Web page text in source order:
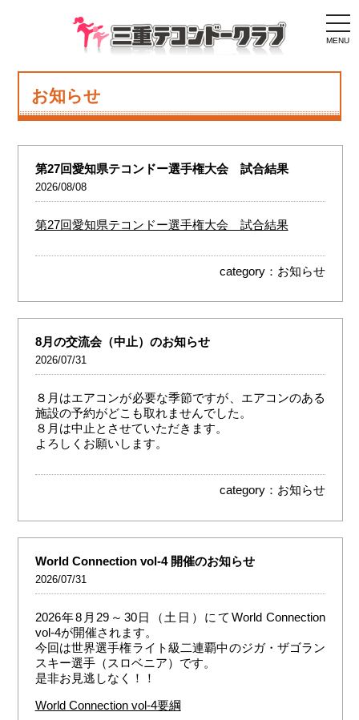
MENU
お知らせ
第27回愛知県テコンドー選手権大会 試合結果
2026/08/08
第27回愛知県テコンドー選手権大会 試合結果
category： お知らせ
8月の交流会（中止）のお知らせ
2026/07/31
８月はエアコンが必要な季節ですが、エアコンのある
施設の予約がどこも取れませんでした。
８月は中止とさせていただきます。
よろしくお願いします。
category： お知らせ
World Connection vol-4 開催のお知らせ
2026/07/31
2026年8月29～30日（土日）にてWorld Connection
vol-4が開催されます。
今回は世界選手権ライト級二連覇中のジガ・ザゴラン
スキー選手（スロベニア）です。
是非お見逃しなく！！
World Connection vol-4要綱